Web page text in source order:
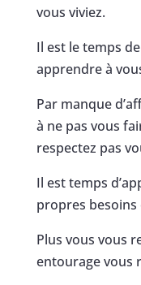
vous viviez.
Il est le temps
apprendre à
Par manque
à ne pas vous
respectez pas
Il est temps
propres besoins
Plus vous vous
entourage vous